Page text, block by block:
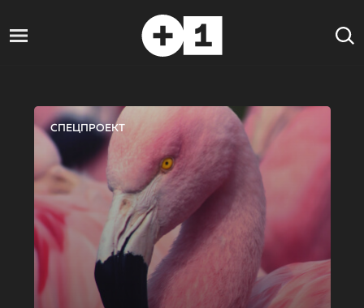
СПЕЦПРОЕКТ